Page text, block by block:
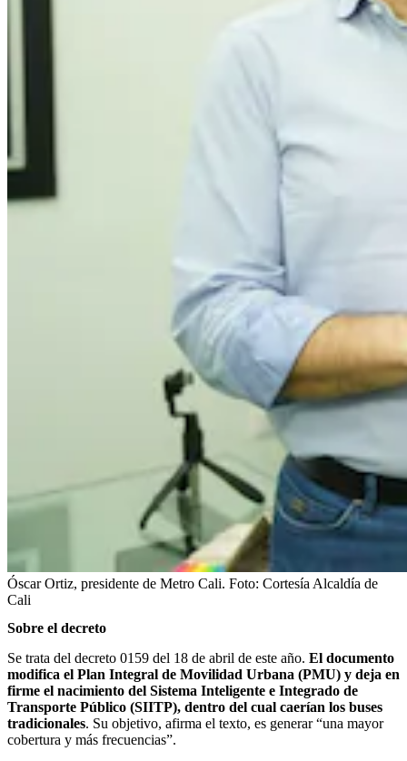
Óscar Ortiz, presidente de Metro Cali. Foto: Cortesía Alcaldía de
Cali
Sobre el decreto
Se trata del decreto 0159 del 18 de abril de este año. El documento
modifica el Plan Integral de Movilidad Urbana (PMU) y deja en
firme el nacimiento del Sistema Inteligente e Integrado de
Transporte Público (SIITP), dentro del cual caerían los buses
tradicionales. Su objetivo, afirma el texto, es generar “una mayor
cobertura y más frecuencias”.